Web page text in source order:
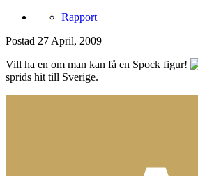
Rapport
Postad 27 April, 2009
Vill ha en om man kan få en Spock figur!
sprids hit till Sverige.